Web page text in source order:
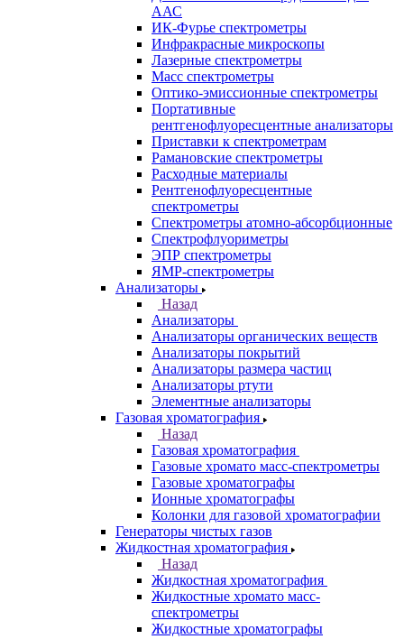
Назад
Аналитическое оборудование
Спектрометры
Назад
Спектрометры
Автоматические Дозаторы
Атомно-Эмиссионные спектрометры
ВИД спектрофотометры
Дополнительное оборудование для
ААС
ИК-Фурье спектрометры
Инфракрасные микроскопы
Лазерные спектрометры
Масс спектрометры
Оптико-эмиссионные спектрометры
Портативные
рентгенофлуоресцентные анализаторы
Приставки к спектрометрам
Рамановские спектрометры
Расходные материалы
Рентгенофлуоресцентные
спектрометры
Спектрометры атомно-абсорбционные
Спектрофлуориметры
ЭПР спектрометры
ЯМР-спектрометры
Анализаторы
Назад
Анализаторы
Анализаторы органических веществ
Анализаторы покрытий
Анализаторы размера частиц
Анализаторы ртути
Элементные анализаторы
Газовая хроматография
Назад
Газовая хроматография
Газовые хромато масс-спектрометры
Газовые хроматографы